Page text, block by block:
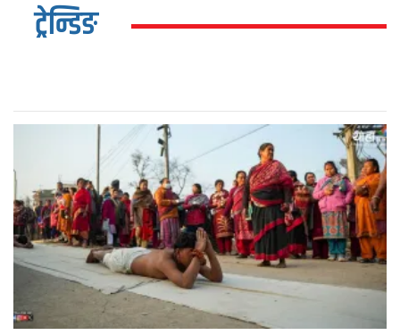
ट्रेन्डिङ